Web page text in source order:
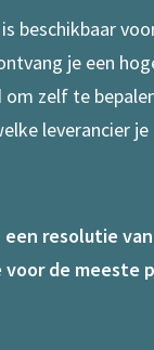
beschikbaar
je een
om zelf te
leverancier
resolutie
de meeste